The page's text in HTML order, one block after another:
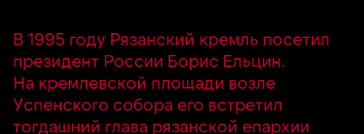
В 1995 году Рязанский кремль посетил
президент России Борис Ельцин.
На кремлевской площади возле
Успенского собора его встретил
тогдашний глава рязанской епархии